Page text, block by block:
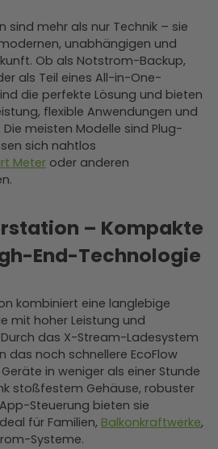
sind mehr als nur Technik – sie
unabhängigen und
Ob als Notstrom-Backup,
als Teil eines All-in-One-
die perfekte Lösung und bieten
flexible Anwendungen und
meisten Modelle sind Plug-
sich nahtlos
Meter oder anderen
– Kompakte
End-Technologie
kombiniert eine langlebige
mit hoher Leistung und
das X-Stream-Ladesystem
das noch schnellere EcoFlow
in weniger als einer Stunde
stoßfestem Gehäuse, robuster
Steuerung bieten sie
für Familien, Balkonkraftwerke,
Systeme.